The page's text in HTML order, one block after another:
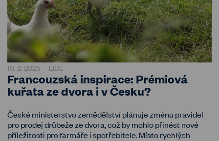
19. 2. 2025 LIDÉ
Francouzská inspirace: Prémiová
kuřata ze dvora i v Česku?
České ministerstvo zemědělství plánuje změnu pravidel
pro prodej drůbeže ze dvora, což by mohlo přinést nové
příležitosti pro farmáře i spotřebitele. Místo rychlých